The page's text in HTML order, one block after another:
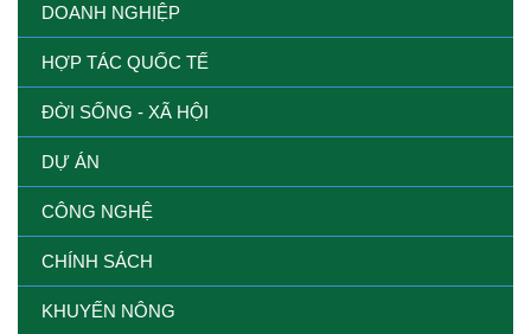
DOANH NGHIỆP
HỢP TÁC QUỐC TẾ
ĐỜI SỐNG - XÃ HỘI
DỰ ÁN
CÔNG NGHỆ
CHÍNH SÁCH
KHUYẾN NÔNG